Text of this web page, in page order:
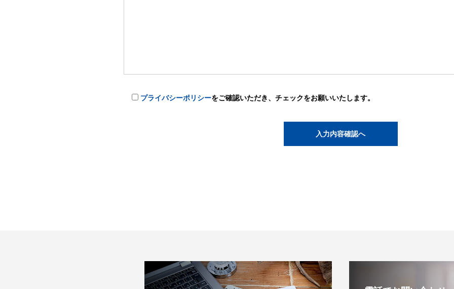
プライバシーポリシーをご確認いただき、チェックをお願いいたします。